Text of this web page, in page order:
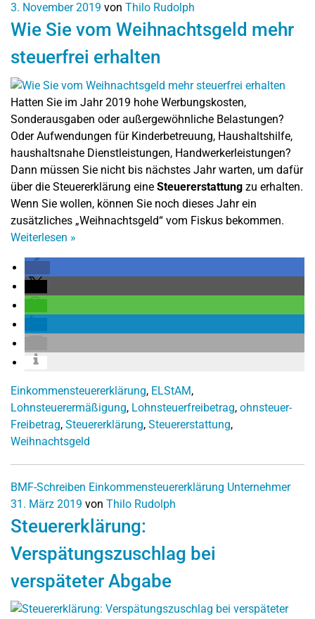
3. November 2019 von Thilo Rudolph
Wie Sie vom Weihnachtsgeld mehr
steuerfrei erhalten
Hatten Sie im Jahr 2019 hohe Werbungskosten,
Sonderausgaben oder außergewöhnliche Belastungen?
Oder Aufwendungen für Kinderbetreuung, Haushaltshilfe,
haushaltsnahe Dienstleistungen, Handwerkerleistungen?
Dann müssen Sie nicht bis nächstes Jahr warten, um dafür
über die Steuererklärung eine Steuererstattung zu erhalten.
Wenn Sie wollen, können Sie noch dieses Jahr ein
zusätzliches „Weihnachtsgeld“ vom Fiskus bekommen.
Weiterlesen »
Einkommensteuererklärung, ELStAM,
Lohnsteuerermäßigung, Lohnsteuerfreibetrag, ohnsteuer-
Freibetrag, Steuererklärung, Steuererstattung,
Weihnachtsgeld
BMF-Schreiben Einkommensteuererklärung Unternehmer
31. März 2019 von Thilo Rudolph
Steuererklärung:
Verspätungszuschlag bei
verspäteter Abgabe